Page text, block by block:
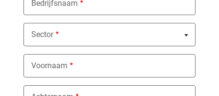
Bedrijfsnaam
Sector
Nothing selected
Voornaam